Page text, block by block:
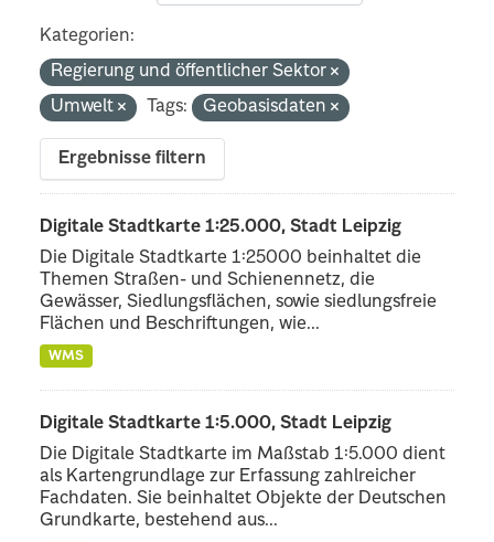
Kategorien:
Regierung und öffentlicher Sektor
Umwelt
Tags: Geobasisdaten
Ergebnisse filtern
Digitale Stadtkarte 1:25.000, Stadt Leipzig
Die Digitale Stadtkarte 1:25000 beinhaltet die
Themen Straßen- und Schienennetz, die
Gewässer, Siedlungsflächen, sowie siedlungsfreie
Flächen und Beschriftungen, wie...
WMS
Digitale Stadtkarte 1:5.000, Stadt Leipzig
Die Digitale Stadtkarte im Maßstab 1:5.000 dient
als Kartengrundlage zur Erfassung zahlreicher
Fachdaten. Sie beinhaltet Objekte der Deutschen
Grundkarte, bestehend aus...